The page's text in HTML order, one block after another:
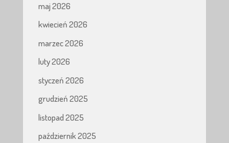
maj 2026
kwiecień 2026
marzec 2026
luty 2026
styczeń 2026
grudzień 2025
listopad 2025
październik 2025